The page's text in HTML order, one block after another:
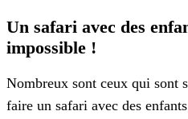
Un safari avec des
impossible !
Nombreux sont ceux qui sont
faire un safari avec des